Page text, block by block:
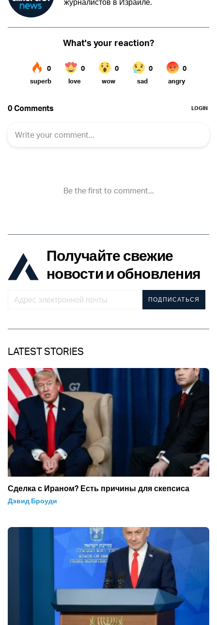
журналистов в Израиле.
Получайте свежие
новости и обновления
ПОДПИСАТЬСЯ
LATEST STORIES
Сделка с Ираном? Есть причины для скепсиса
Дэвид Броуди